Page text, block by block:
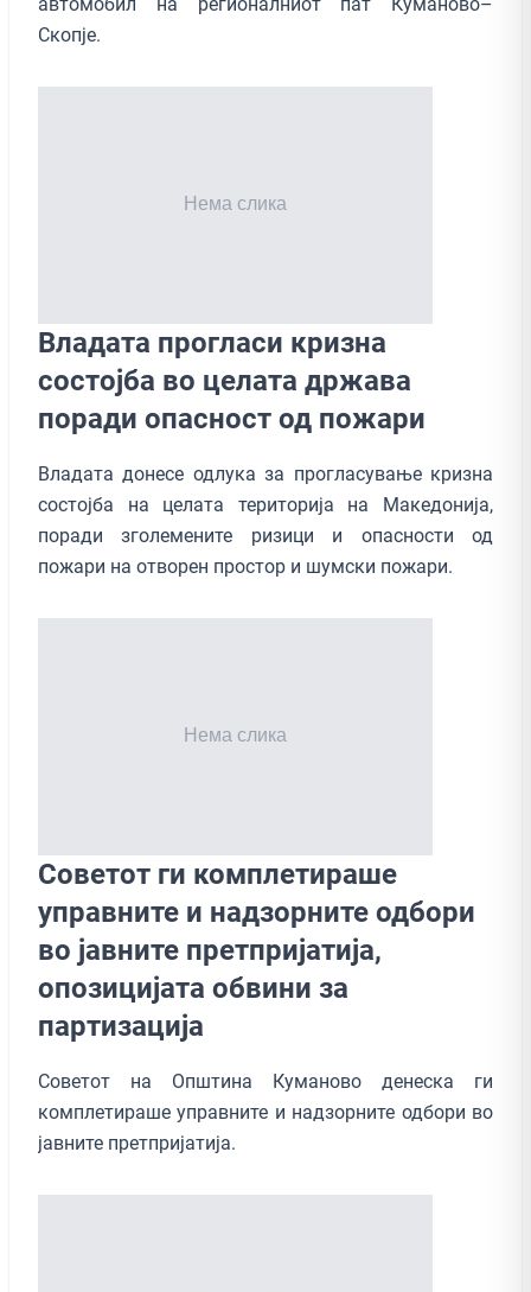
Скопје.
Владата прогласи кризна
состојба во целата држава
поради опасност од пожари
Владата донесе одлука за прогласување кризна
состојба на целата територија на Македонија,
поради зголемените ризици и опасности од
пожари на отворен простор и шумски пожари.
Советот ги комплетираше
управните и надзорните одбори
во јавните претпријатија,
опозицијата обвини за
партизација
Советот на Општина Куманово денеска ги
комплетираше управните и надзорните одбори во
јавните претпријатија.